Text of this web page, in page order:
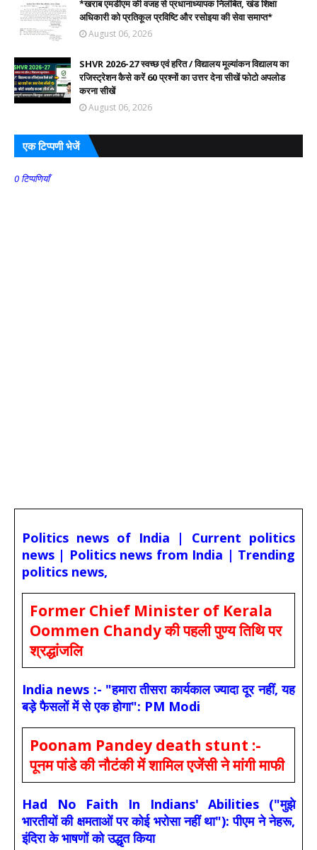
*खराब एमडीएम की वजह से प्रधानाध्यापक निलंबित, खंड शिक्षा
अधिकारी को प्रतिकूल प्रविष्टि और रसोइया की सेवा समाप्त*
August 06, 2026
SHVR 2026-27 स्वच्छ एवं हरित / विद्यालय मूल्यांकन विद्यालय का
रजिस्ट्रेशन कैसे करें 60 प्रश्नों का उत्तर देना सीखें फोटो अपलोड
करना सीखें
August 06, 2026
एक टिप्पणी भेजें
0 टिप्पणियाँ
Politics news of India | Current politics
news | Politics news from India | Trending
politics news,
Former Chief Minister of Kerala
Oommen Chandy की पहली पुण्य तिथि पर
श्रद्धांजलि
India news :- "हमारा तीसरा कार्यकाल ज्यादा दूर नहीं, यह
बड़े फैसलों में से एक होगा": PM Modi
Poonam Pandey death stunt :-
पूनम पांडे की नौटंकी में शामिल एजेंसी ने मांगी माफी
Had No Faith In Indians' Abilities ("मुझे
भारतीयों की क्षमताओं पर कोई भरोसा नहीं था"): पीएम ने नेहरू,
इंदिरा के भाषणों को उद्धृत किया